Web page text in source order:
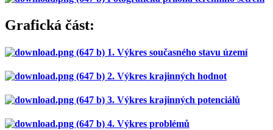
Grafická část:
1. Výkres současného stavu území
2. Výkres krajinných hodnot
3. Výkres krajinných potenciálů
4. Výkres problémů